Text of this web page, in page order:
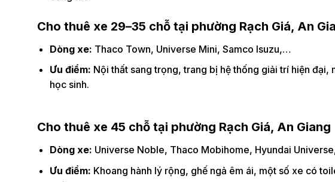
Cho thuê xe 29–35 chỗ tại phường Rạch Giá, An
Dòng xe: Thaco Town, Universe Mini, Samco Isuzu,…
Ưu điểm: Nội thất sang trọng, trang bị hệ thống giải trí hiện
học sinh.
Cho thuê xe 45 chỗ tại phường Rạch Giá, An Giang
Dòng xe: Universe Noble, Thaco Mobihome, Hyundai
Ưu điểm: Khoang hành lý rộng, ghế ngả êm ái, một số xe có